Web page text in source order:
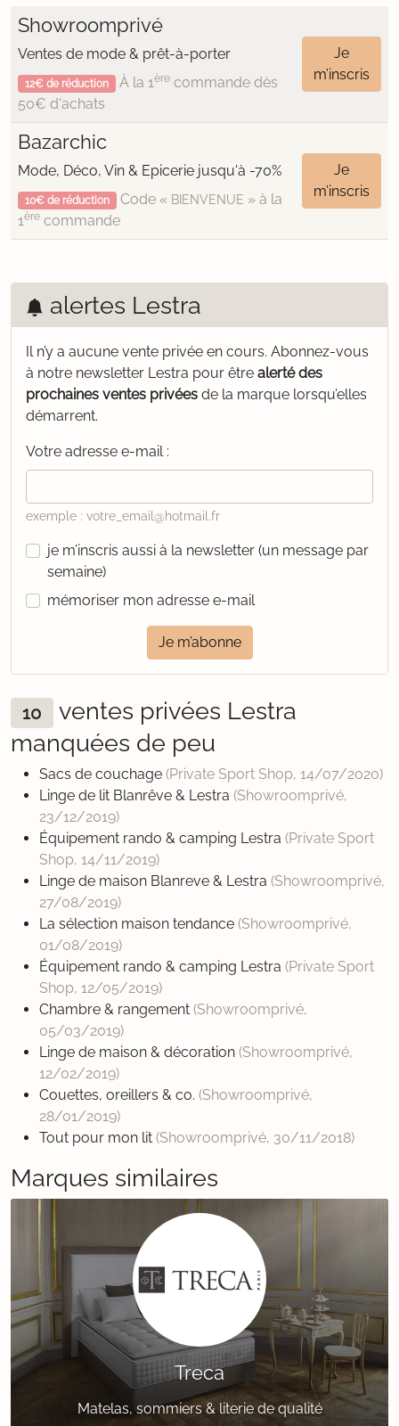
Showroomprivé
Ventes de mode & prêt-à-porter
12€ de réduction À la 1èrecommande dès
50€ d'achats
Je
m’inscris
Bazarchic
Mode, Déco, Vin & Epicerie jusqu'à -70%
10€ de réduction Code « BIENVENUE » à la
1ère commande
Je
m’inscris
alertes Lestra
Il n’y a aucune vente privée en cours. Abonnez-vous
à notre newsletter Lestra pour être alerté des
prochaines ventes privées de la marque lorsqu’elles
démarrent.
Votre adresse e-mail :
exemple : votre_email@hotmail.fr
je m’inscris aussi à la newsletter (un message par
semaine)
mémoriser mon adresse e-mail
Je m’abonne
10
ventes privées Lestra
manquées de peu
Sacs de couchage (Private Sport Shop, 14/07/2020)
Linge de lit Blanrêve & Lestra (Showroomprivé,
23/12/2019)
Équipement rando & camping Lestra (Private Sport
Shop, 14/11/2019)
Linge de maison Blanreve & Lestra (Showroomprivé,
27/08/2019)
La sélection maison tendance (Showroomprivé,
01/08/2019)
Équipement rando & camping Lestra (Private Sport
Shop, 12/05/2019)
Chambre & rangement (Showroomprivé,
05/03/2019)
Linge de maison & décoration (Showroomprivé,
12/02/2019)
Couettes, oreillers & co. (Showroomprivé,
28/01/2019)
Tout pour mon lit (Showroomprivé, 30/11/2018)
Marques similaires
Treca
Matelas, sommiers & literie de qualité